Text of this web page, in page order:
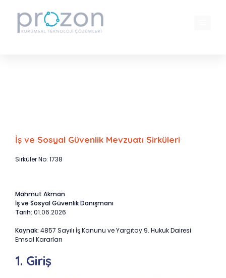
İş ve Sosyal Güvenlik Mevzuatı Sirküleri
Sirküler No: 1738
Mahmut Akman
İş ve Sosyal Güvenlik Danışmanı
Tarih: 01.06.2026
Kaynak: 4857 Sayılı İş Kanunu ve Yargıtay 9. Hukuk Dairesi
Emsal Kararları
1. Giriş